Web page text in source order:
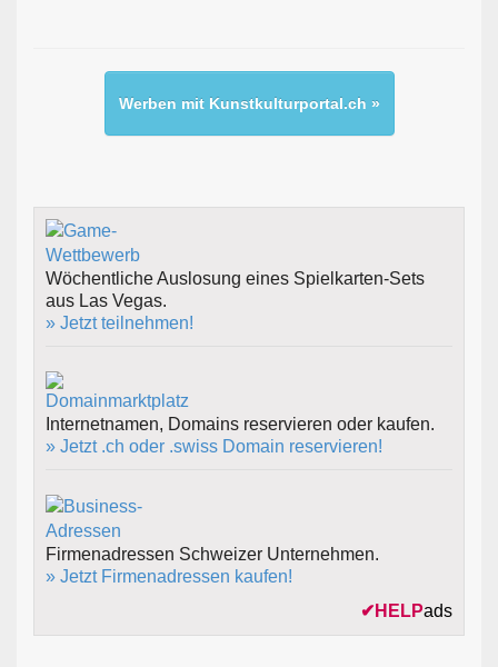
Werben mit Kunstkulturportal.ch »
Wöchentliche Auslosung eines Spielkarten-Sets
aus Las Vegas.
» Jetzt teilnehmen!
Internetnamen, Domains reservieren oder kaufen.
» Jetzt .ch oder .swiss Domain reservieren!
Firmenadressen Schweizer Unternehmen.
» Jetzt Firmenadressen kaufen!
✔ HELPads